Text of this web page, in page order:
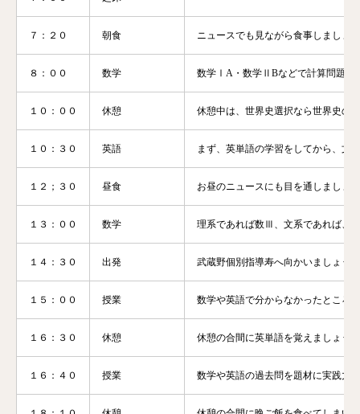
７：２０ 朝食 ニュースでも見ながら食事しましょう
８：００ 数学 数学ⅠA・数学ⅡBなどで計算問題を
１０：００ 休憩 休憩中は、世界史選択なら世界史の
１０：３０ 英語 まず、英単語の学習をしてから、文
１２；３０ 昼食 お昼のニュースにも目を通しましょう
１３：００ 数学 理系であれば数Ⅲ、文系であれば、
１４：３０ 出発 武蔵野個別指導寿へ向かいましょう
１５：００ 授業 数学や英語で分からなかったところ
１６：３０ 休憩 休憩の合間に英単語を覚えましょう
１６：４０ 授業 数学や英語の過去問を題材に実践力